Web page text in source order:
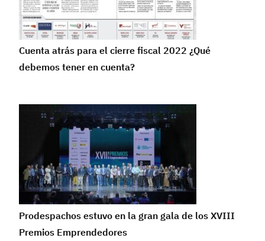
Cuenta atrás para el cierre fiscal 2022 ¿Qué
debemos tener en cuenta?
Prodespachos estuvo en la gran gala de los XVIII
Premios Emprendedores